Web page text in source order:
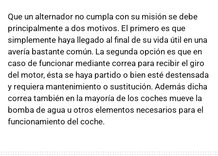
Que un alternador no cumpla con su misión se debe
principalmente a dos motivos. El primero es que
simplemente haya llegado al final de su vida útil en una
avería bastante común. La segunda opción es que en
caso de funcionar mediante correa para recibir el giro
del motor, ésta se haya partido o bien esté destensada
y requiera mantenimiento o sustitución. Además dicha
correa también en la mayoría de los coches mueve la
bomba de agua u otros elementos necesarios para el
funcionamiento del coche.